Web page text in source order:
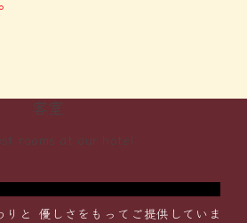
客室
もと違うふたりきりの”非日常
りと 優しさをもってご提供していま